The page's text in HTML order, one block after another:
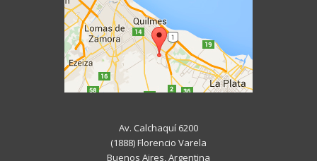
Av. Calchaquí 6200
(1888) Florencio Varela
Buenos Aires, Argentina